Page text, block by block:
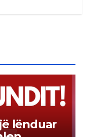
lënduar